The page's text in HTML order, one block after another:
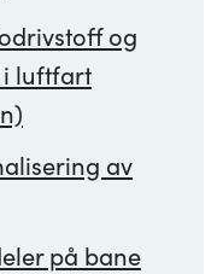
og
i luftfart
av
på bane